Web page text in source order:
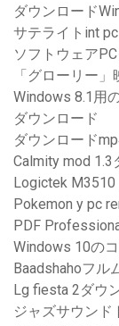
ダウンロード
サテライトint
ソフトウェア
「グローリー
Windows 8.1用
ダウンロード
ダウンロード
Calmity mod 1.3
Logictek
Pokemon y pc
PDF
Windows 10の
Baadshahoフル
Lg fiesta 2ダウ
ジャズサウンド